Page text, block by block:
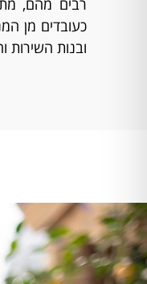
כעובדים מן
ובנות השירות